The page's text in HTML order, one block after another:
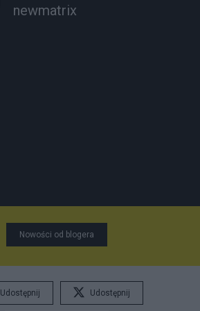
newmatrix
Nowości od blogera
Udostępnij Udostępnij